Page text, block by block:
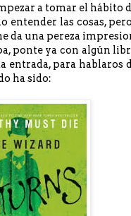
a tomar el hábito
entender las cosas,
da una pereza
ponte ya con algún
entrada, para
ha sido: